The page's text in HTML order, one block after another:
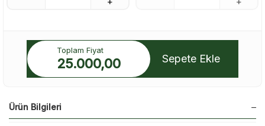
Toplam Fiyat
25.000,00 Sepete Ekle
Ürün Bilgileri